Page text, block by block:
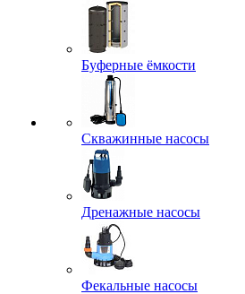
Буферные ёмкости
Скважинные насосы
Дренажные насосы
Фекальные насосы